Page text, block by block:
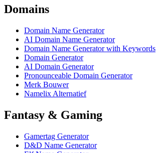
Domains
Domain Name Generator
AI Domain Name Generator
Domain Name Generator with Keywords
Domain Generator
AI Domain Generator
Pronounceable Domain Generator
Merk Bouwer
Namelix Alternatief
Fantasy & Gaming
Gamertag Generator
D&D Name Generator